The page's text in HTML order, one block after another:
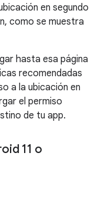
en segundo
como se muestra
hasta esa página
recomendadas
a la ubicación en
el permiso
de tu app.
11 o